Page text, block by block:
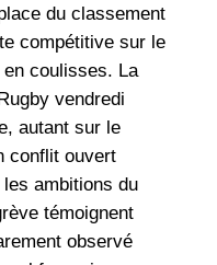
du classement
compétitive sur le
coulisses. La
vendredi
autant sur le
conflit ouvert
ambitions du
témoignent
observé